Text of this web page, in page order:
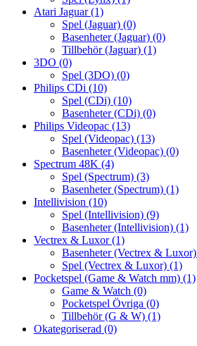
Atari Jaguar(1)
Spel (Jaguar) (0)
Basenheter (Jaguar) (0)
Tillbehör (Jaguar) (1)
3DO (0)
Spel (3DO) (0)
Philips CDi (10)
Spel (CDi) (10)
Basenheter (CDi) (0)
Philips Videopac (13)
Spel (Videopac) (13)
Basenheter (Videopac) (0)
Spectrum 48K (4)
Spel (Spectrum) (3)
Basenheter (Spectrum) (1)
Intellivision (10)
Spel (Intellivision) (9)
Basenheter (Intellivision) (1)
Vectrex & Luxor(1)
Basenheter (Vectrex & Luxor)
Spel (Vectrex & Luxor) (1)
Pocketspel (Game & Watch mm) (1)
Game & Watch (0)
Pocketspel Övriga (0)
Tillbehör (G & W) (1)
Okategoriserad (0)